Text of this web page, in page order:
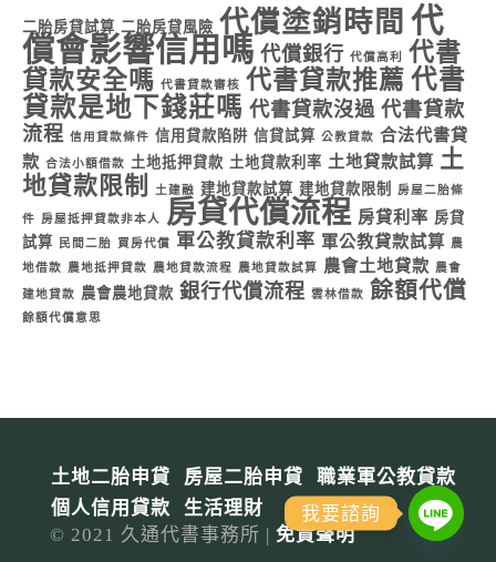
二胎房貸試算 二胎房貸風險 代償塗銷時間 代
償會影響信用嗎 代償銀行 代償高利
代書
貸款安全嗎 代書貸款審核 代書貸款推薦 代書
貸款是地下錢莊嗎 代書貸款沒過 代書貸款
流程 信用貸款條件 信用貸款陷阱 信貸試算 公教貸款 合法代書貸
款 合法小額借款 土地抵押貸款 土地貸款利率 土地貸款試算 土
地貸款限制
土建融 建地貸款試算 建地貸款限制 房屋二胎條
件 房屋抵押貸款非本人 房貸代償流程 房貸利率 房貸
試算
民間二胎 買房代償 軍公教貸款利率 軍公教貸款試算
農
地借款
農地抵押貸款 農地貸款流程 農地貸款試算 農會土地貸款 農會
建地貸款 農會農地貸款 銀行代償流程 雲林借款 餘額代償
餘額代償意思
土地二胎申貸 房屋二胎申貸
職業軍公教貸款
個人信用貸款
生活理財
© 2021 久通代書事務所 | 免責聲明
我要諮詢